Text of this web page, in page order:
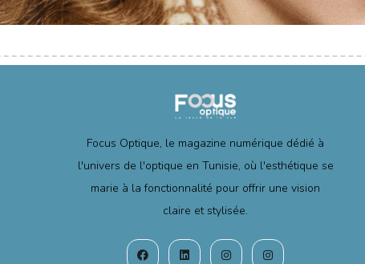
Focus Optique, le magazine numérique dédié à
l'univers de l'optique en Tunisie, où l'esthétique se
marie à la fonctionnalité pour offrir une vision
claire et stylisée.